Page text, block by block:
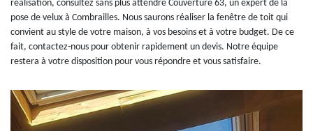
réalisation, consultez sans plus attendre Couverture 63, un expert de la
pose de velux à Combrailles. Nous saurons réaliser la fenêtre de toit qui
convient au style de votre maison, à vos besoins et à votre budget. De ce
fait, contactez-nous pour obtenir rapidement un devis. Notre équipe
restera à votre disposition pour vous répondre et vous satisfaire.